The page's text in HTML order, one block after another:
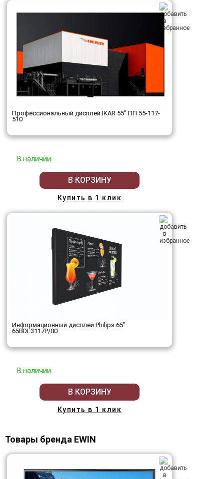
Профессиональный дисплей IKAR 55" ПП 55-117-
510
В наличии
В КОРЗИНУ
Купить в 1 клик
Информационный дисплей Philips 65"
65BDL3117P/00
В наличии
В КОРЗИНУ
Купить в 1 клик
Товары бренда EWIN